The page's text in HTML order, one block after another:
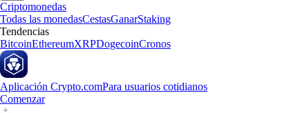
Criptomonedas
Todas las monedasCestasGanarStaking
Tendencias
BitcoinEthereumXRPDogecoinCronos
Aplicación Crypto.comPara usuarios cotidianos
Comenzar